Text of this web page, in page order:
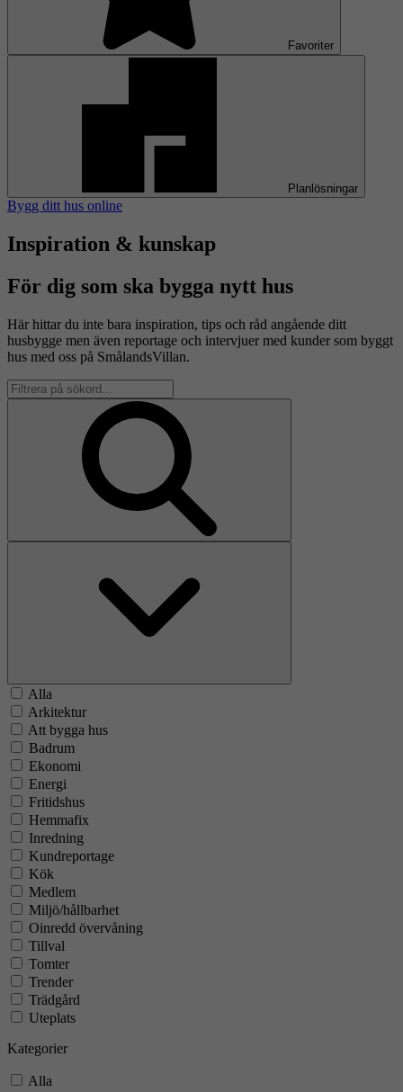
Favoriter
Planlösningar
Bygg ditt hus online
Inspiration & kunskap
För dig som ska bygga nytt hus
Här hittar du inte bara inspiration, tips och råd angående ditt
husbygge men även reportage och intervjuer med kunder som byggt
hus med oss på SmålandsVillan.
Alla
Arkitektur
Att bygga hus
Badrum
Ekonomi
Energi
Fritidshus
Hemmafix
Inredning
Kundreportage
Kök
Medlem
Miljö/hållbarhet
Oinredd övervåning
Tillval
Tomter
Trender
Trädgård
Uteplats
Kategorier
Alla